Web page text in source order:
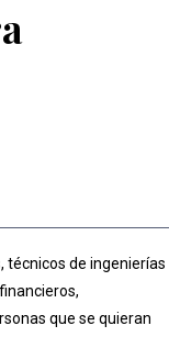
técnicos de ingenierías
que se quieran